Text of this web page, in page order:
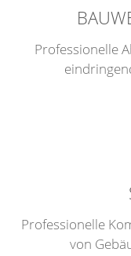
Professionelle
Professionelle
von